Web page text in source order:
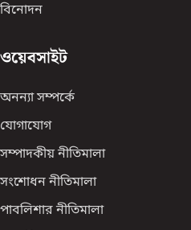
বিনোদন
ওয়েবসাইট
অনন্যা সম্পর্কে
যোগাযোগ
সম্পাদকীয় নীতিমালা
সংশোধন নীতিমালা
পাবলিশার নীতিমালা